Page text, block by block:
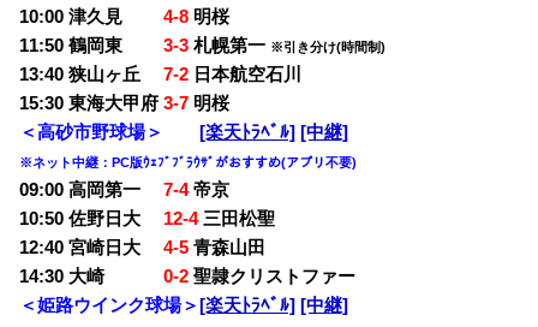
10:00 津久見 4-8 明桜
11:50 鶴岡東3-3 札幌第一 ※引き分け(時間制)
13:40 狭山ヶ丘7-2 日本航空石川
15:30 東海大甲府3-7 明桜
＜高砂市野球場＞ [楽天ﾄﾗﾍﾞﾙ] [中継]
※ネット中継：PC版ｳｪﾌﾞﾌﾞﾗｳｻﾞがおすすめ(アプリ不要)
09:00 高岡第一7-4帝京
10:50 佐野日大
12-4三田松聖
12:40 宮崎日大4-5 青森山田
14:30 大崎0-2 聖隷クリストファー
＜姫路ウインク球場＞ [楽天ﾄﾗﾍﾞﾙ] [中継]